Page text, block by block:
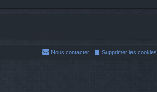
Supprimer les cookies
Nous contacter